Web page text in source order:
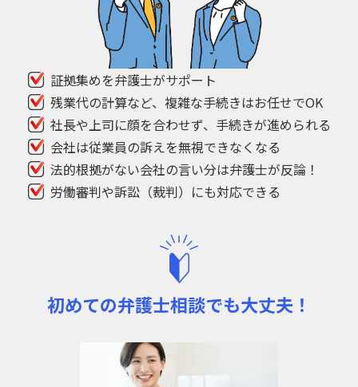
証拠集めを弁護士がサポート
残業代の計算など、 複雑な手続きはお任せでOK
社長や上司に顔を合わせず、 手続きが進められる
会社は従業員の訴えを無視できなくなる
法的根拠がない会社の言い分は弁護士が反論！
労働審判や訴訟（裁判）にも対応できる
初めての弁護士相談でも大丈夫！